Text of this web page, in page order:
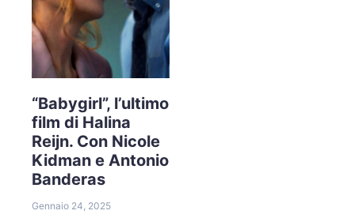
“Babygirl”, l’ultimo
film di Halina
Reijn. Con Nicole
Kidman e Antonio
Banderas
Gennaio 24, 2025